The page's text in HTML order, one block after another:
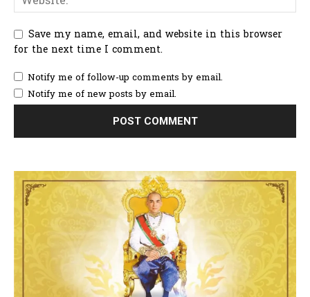
Save my name, email, and website in this browser
for the next time I comment.
Notify me of follow-up comments by email.
Notify me of new posts by email.